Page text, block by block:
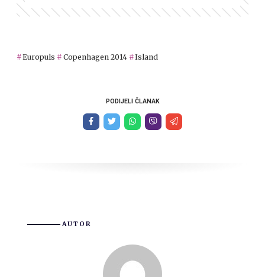
Europuls Copenhagen 2014 Island
PODIJELI ČLANAK
AUTOR